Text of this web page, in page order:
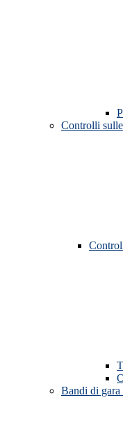
Controlli
Bandi di gara